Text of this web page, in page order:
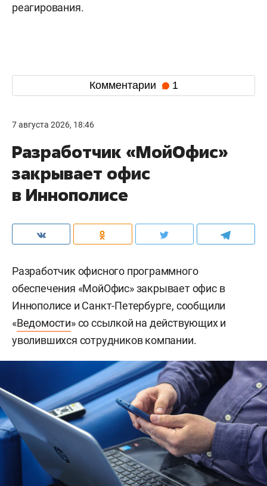
реагирования.
Комментарии 1
7 августа 2026, 18:46
Разработчик «МойОфис»
закрывает офис
в Иннополисе
Разработчик офисного программного
обеспечения «МойОфис» закрывает офис в
Иннополисе и Санкт-Петербурге, сообщили
«Ведомости» со ссылкой на действующих и
уволившихся сотрудников компании.